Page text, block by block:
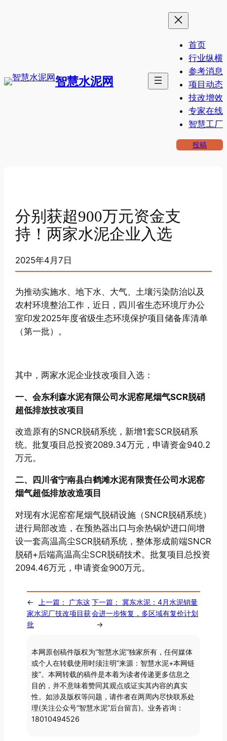
智慧水泥网
首页
行业纵横
参考消息
项目动态
技改增效
专家在线
智慧工厂
投稿
分别获超900万元资金支
持！两家水泥企业入选
2025年4月7日
为推动实施水、地下水、大气、土壤污染防治以及
农村环境整治工作，近日，四川省生态环境厅办公
室印发2025年度省级生态环境保护项目储备库清单
（第一批）。
其中，两家水泥企业技改项目入选：
一、会东利森水泥有限公司水泥窑尾烟气SCR脱硝
超低排放技改项目
改造原有的SNCR脱硝系统，新增1套SCR脱硝系
统。批复项目总投资2089.34万元，申请资金940.2
万元。
二、四川省宁南县白鹤滩水泥有限责任公司水泥窑
烟气超低排放改造项目
对现有水泥窑窑尾烟气脱硝设施（SNCR脱硝系统）
进行局部改造，在预热器出口与余热锅炉进口间增
设一套高温高尘SCR脱硝系统，整体形成前端SNCR
脱硝+后端高温高尘SCR脱硝技术。批复项目总投资
2094.46万元，申请资金900万元。
← 上一篇：
广东这
家水泥厂技改项目获
批
下一篇： 冀东水泥：4月水泥销量
会进一步恢复，多区域有复价计划
→
本网原创稿件版权为“智慧水泥”独家所有，任何媒体
或个人在转载使用时须注明“来源：智慧水泥+本网链
接”。本网转载的稿件是本着为读者传递更多信息之
目的，并不意味着赞同其观点或证实其内容的真实
性。如涉及版权等问题，请作者在两周内尽快联系处
理(关注公众号“智慧水泥”后台留言)。业务咨询：
18010494526